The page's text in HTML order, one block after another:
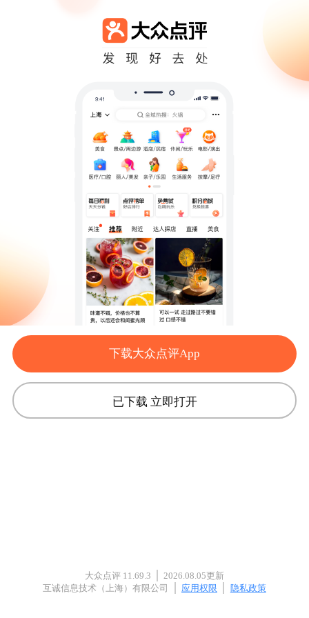
下载大众点评App
已下载 立即打开
大众点评 11.69.3
2026.08.05更新
互诚信息技术（上海）有限公司
应用权限 隐私政策